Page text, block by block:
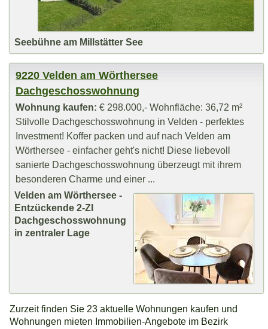
Seebühne am Millstätter See
9220 Velden am Wörthersee
Dachgeschosswohnung
Wohnung kaufen: € 298.000,- Wohnfläche: 36,72 m²
Stilvolle Dachgeschosswohnung in Velden - perfektes
Investment! Koffer packen und auf nach Velden am
Wörthersee - einfacher geht's nicht! Diese liebevoll
sanierte Dachgeschosswohnung überzeugt mit ihrem
besonderen Charme und einer ...
Velden am Wörthersee -
Entzückende 2-ZI
Dachgeschosswohnung
in zentraler Lage
Zurzeit finden Sie 23 aktuelle Wohnungen kaufen und
Wohnungen mieten Immobilien-Angebote im Bezirk